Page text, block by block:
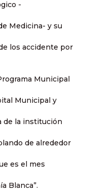
-
Medicina- y su
los accidente por
Municipal
Municipal y
de la institución
de alrededor
es el mes
Blanca”.